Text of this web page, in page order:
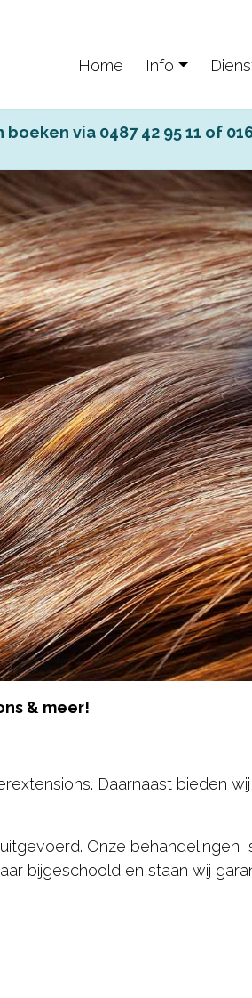
Home Info
via 0487 42 95 11 of
& meer!
Daarnaast bieden
Onze
bijgeschoold en staan wij